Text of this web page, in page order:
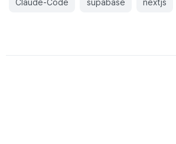
Claude-Code supabase nextjs